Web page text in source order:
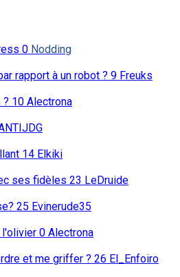
0 Nodding
rapport à un robot ? 9 Freuks
? 10 Alectrona
14 Elkiki
ses fidèles 23 LeDruide
25 Evinerude35
l'olivier 0 Alectrona
et me griffer ? 26 El_Enfoiro